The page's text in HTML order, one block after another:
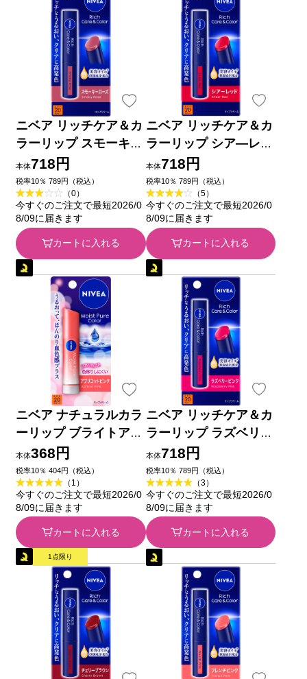
ニベア リッチケア＆カ
ラーリップ スモーキー
ローズ ２ｇ 花王
本体718円
税率10％ 789円（税込）
（0）
今すぐのご注文で最短2026/0
8/09に届きます
カートに入れる
ニベア リッチケア＆カ
ラーリップ シア―レッ
ド ２ｇ 花王
本体718円
税率10％ 789円（税込）
（5）
今すぐのご注文で最短2026/0
8/09に届きます
カートに入れる
ニベア ナチュラルカラ
ーリップ ブライトアッ
プ アプリコットピンク
３．５ｇ 花王
本体368円
税率10％ 404円（税込）
（1）
今すぐのご注文で最短2026/0
8/09に届きます
カートに入れる
ニベア リッチケア＆カ
ラーリップ ラズベリー
ピンク ２ｇ 花王
本体718円
税率10％ 789円（税込）
（3）
今すぐのご注文で最短2026/0
8/09に届きます
カートに入れる
1点限り